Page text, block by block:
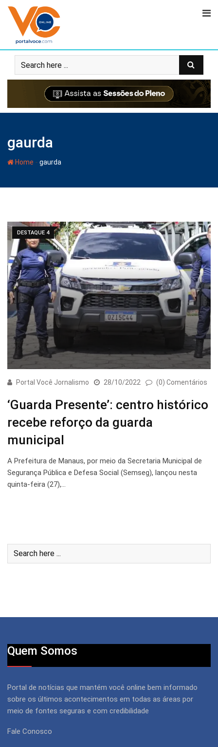
gaurda
Home - gaurda
DESTAQUE 4
Portal Você Jornalismo 28/10/2022 (0) Comentários
‘Guarda Presente’: centro histórico
recebe reforço da guarda
municipal
A Prefeitura de Manaus, por meio da Secretaria Municipal de
Segurança Pública e Defesa Social (Semseg), lançou nesta
quinta-feira (27),…
Quem Somos
Portal de notícias que mantém você online bem informado
sobre os últimos acontecimentos em todas as áreas por
meio de fontes seguras e com credibilidade
Fale Conosco